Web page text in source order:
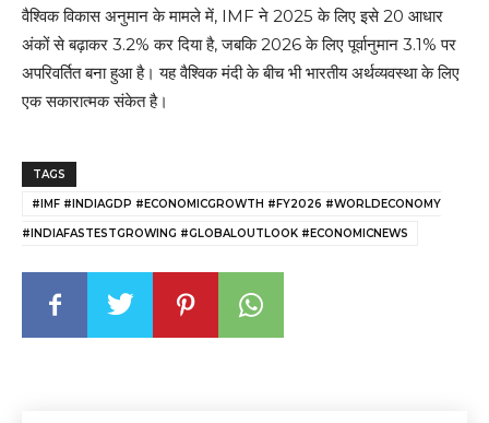
वैश्विक विकास अनुमान के मामले में, IMF ने 2025 के लिए इसे 20 आधार
अंकों से बढ़ाकर 3.2% कर दिया है, जबकि 2026 के लिए पूर्वानुमान 3.1% पर
अपरिवर्तित बना हुआ है। यह वैश्विक मंदी के बीच भी भारतीय अर्थव्यवस्था के लिए
एक सकारात्मक संकेत है।
TAGS
#IMF #INDIAGDP #ECONOMICGROWTH #FY2026 #WORLDECONOMY
#INDIAFASTESTGROWING #GLOBALOUTLOOK #ECONOMICNEWS